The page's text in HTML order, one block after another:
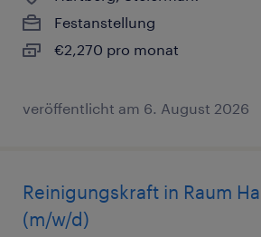
Festanstellung
€2,270 pro monat
veröffentlicht am 6. August 2026
Reinigungskraft in Raum
(m/w/d)